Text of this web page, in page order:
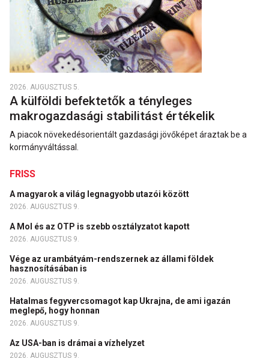
2026. AUGUSZTUS 5.
A külföldi befektetők a tényleges
makrogazdasági stabilitást értékelik
A piacok növekedésorientált gazdasági jövőképet áraztak be a
kormányváltással.
FRISS
A magyarok a világ legnagyobb utazói között
2026. AUGUSZTUS 9.
A Mol és az OTP is szebb osztályzatot kapott
2026. AUGUSZTUS 9.
Vége az urambátyám-rendszernek az állami földek
hasznosításában is
2026. AUGUSZTUS 9.
Hatalmas fegyvercsomagot kap Ukrajna, de ami igazán
meglepő, hogy honnan
2026. AUGUSZTUS 9.
Az USA-ban is drámai a vízhelyzet
2026. AUGUSZTUS 9.